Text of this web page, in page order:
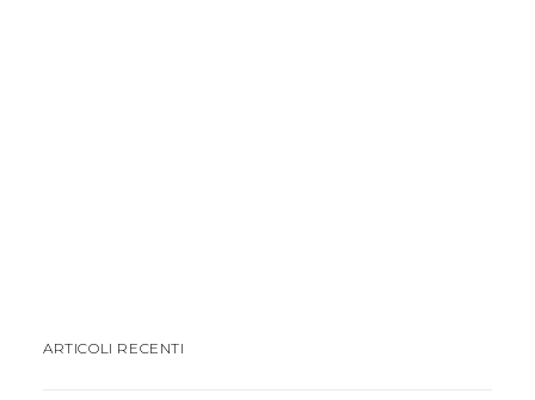
ARTICOLI RECENTI